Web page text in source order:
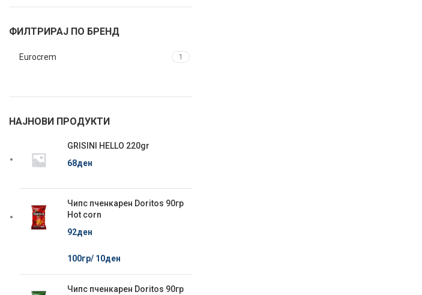
ФИЛТРИРАЈ ПО БРЕНД
Eurocrem 1
НАЈНОВИ ПРОДУКТИ
GRISINI HELLO 220gr
68ден
Чипс пченкарен Doritos 90гр
Hot corn
92ден
100гр/ 10ден
Чипс пченкарен Doritos 90гр